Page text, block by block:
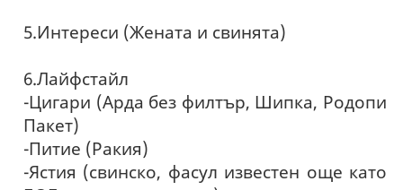
5.Интереси (Жената и свинята)
6.Лайфстайл
-Цигари (Арда без филтър, Шипка, Родопи
Пакет)
-Питие (Ракия)
-Ястия (свинско, фасул известен още като